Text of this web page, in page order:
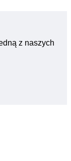
z naszych